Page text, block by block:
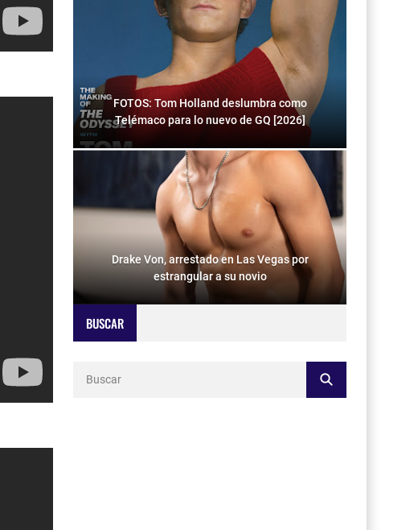
FOTOS: Tom Holland deslumbra como
Telémaco para lo nuevo de GQ [2026]
Drake Von, arrestado en Las Vegas por
estrangular a su novio
BUSCAR